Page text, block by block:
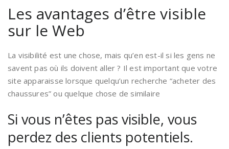
Les avantages d’être visible
sur le Web
La visibilité est une chose, mais qu’en est-il si les gens ne
savent pas où ils doivent aller ? Il est important que votre
site apparaisse lorsque quelqu’un recherche “acheter des
chaussures” ou quelque chose de similaire
Si vous n’êtes pas visible, vous
perdez des clients potentiels.